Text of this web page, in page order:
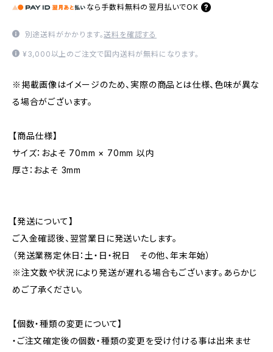
なら 手数料無料の 翌月払いでOK
別途送料がかかります。送料を確認する
¥3,000以上のご注文で国内送料が無料になります。
※掲載画像はイメージのため、実際の商品とは仕様、色味が異な
る場合がございます。
【商品仕様】
サイズ：およそ 70mm × 70mm 以内
厚さ：およそ 3mm
【発送について】
ご入金確認後、翌営業日に発送いたします。
（発送業務定休日：土・日・祝日 その他、年末年始）
※注文数や状況により発送が遅れる場合もございます。あらかじ
めご了承ください。
【個数・種類の変更について】
・ご注文確定後の個数・種類の変更を受け付ける事は出来ませ